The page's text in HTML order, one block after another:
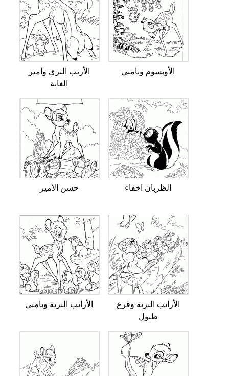
الأرنب البري وأمير
الغابة
الأوبسوم وبامبي
حسن الأمير الظربان اخفاء
الأرانب البرية وبامبي
الأرانب البرية وقرع
طبول